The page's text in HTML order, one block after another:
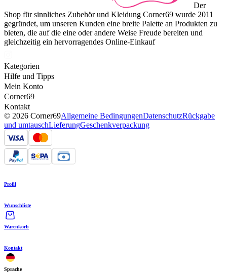
Der
Shop für sinnliches Zubehör und Kleidung Corner69 wurde 2011
gegründet, um unseren Kunden eine breite Palette an Produkten zu
bieten, die auf die eine oder andere Weise Freude bereiten und
gleichzeitig ein hervorragendes Online-Einkauf
Kategorien
Hilfe und Tipps
Mein Konto
Corner69
Kontakt
© 2026 Corner69Allgemeine BedingungenDatenschutzRückgabe
und umtauschLieferungGeschenkverpackung
Profil
Wunschliste
Warenkorb
Kontakt
Sprache